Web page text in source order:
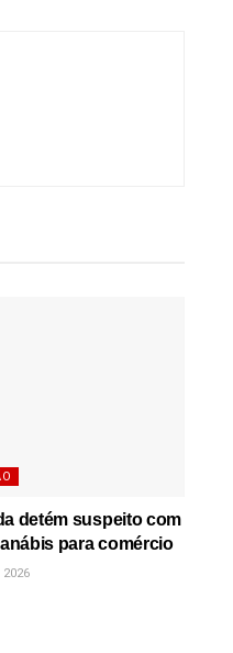
detém suspeito com
para comércio
2026